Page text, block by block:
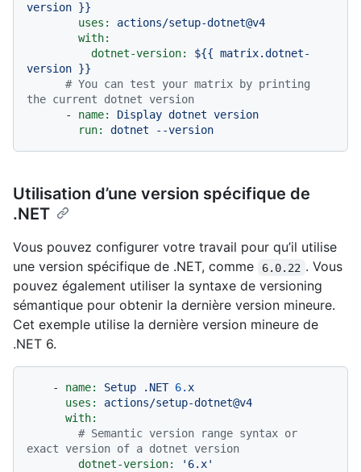
version }}
uses:
actions/setup-dotnet@v4
with:
dotnet-version:
${{ matrix.dotnet-
version }}
# You can test your matrix by printing
the current dotnet version
-
name: Display dotnet version
run:
dotnet --version
Utilisation d’une version spécifique de
.NET
Vous pouvez configurer votre travail pour qu’il utilise
une version spécifique de .NET, comme
6.0.22 . Vous
pouvez également utiliser la syntaxe de versioning
sémantique pour obtenir la dernière version mineure.
Cet exemple utilise la dernière version mineure de
.NET 6.
- name: Setup .NET 6.x
uses:
actions/setup-dotnet@v4
with:
# Semantic version range syntax or
exact version of a dotnet version
dotnet-version:
'6.x'